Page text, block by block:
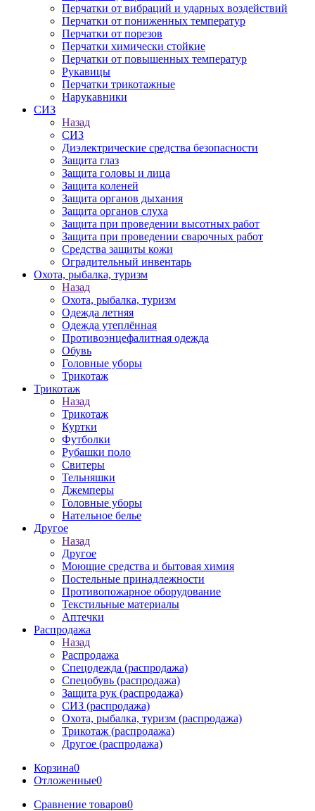
Перчатки от вибраций и ударных воздействий
Перчатки от пониженных температур
Перчатки от порезов
Перчатки химически стойкие
Перчатки от повышенных температур
Рукавицы
Перчатки трикотажные
Нарукавники
СИЗ
Назад
СИЗ
Диэлектрические средства безопасности
Защита глаз
Защита головы и лица
Защита коленей
Защита органов дыхания
Защита органов слуха
Защита при проведении высотных работ
Защита при проведении сварочных работ
Средства защиты кожи
Оградительный инвентарь
Охота, рыбалка, туризм
Назад
Охота, рыбалка, туризм
Одежда летняя
Одежда утеплённая
Противоэнцефалитная одежда
Обувь
Головные уборы
Трикотаж
Трикотаж
Назад
Трикотаж
Куртки
Футболки
Рубашки поло
Свитеры
Тельняшки
Джемперы
Головные уборы
Нательное белье
Другое
Назад
Другое
Моющие средства и бытовая химия
Постельные принадлежности
Противопожарное оборудование
Текстильные материалы
Аптечки
Распродажа
Назад
Распродажа
Спецодежда (распродажа)
Спецобувь (распродажа)
Защита рук (распродажа)
СИЗ (распродажа)
Охота, рыбалка, туризм (распродажа)
Трикотаж (распродажа)
Другое (распродажа)
Корзина0
Отложенные0
Сравнение товаров0